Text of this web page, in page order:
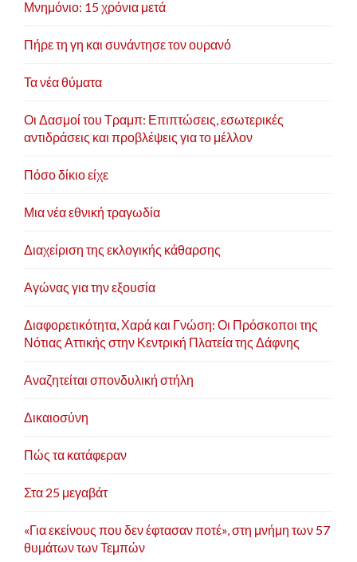
Μνημόνιο: 15 χρόνια μετά
Πήρε τη γη και συνάντησε τον ουρανό
Τα νέα θύματα
Οι Δασμοί του Τραμπ: Επιπτώσεις, εσωτερικές
αντιδράσεις και προβλέψεις για το μέλλον
Πόσο δίκιο είχε
Μια νέα εθνική τραγωδία
Διαχείριση της εκλογικής κάθαρσης
Αγώνας για την εξουσία
Διαφορετικότητα, Χαρά και Γνώση: Οι Πρόσκοποι της
Νότιας Αττικής στην Κεντρική Πλατεία της Δάφνης
Αναζητείται σπονδυλική στήλη
Δικαιοσύνη
Πώς τα κατάφεραν
Στα 25 μεγαβάτ
«Για εκείνους που δεν έφτασαν ποτέ», στη μνήμη των 57
θυμάτων των Τεμπών